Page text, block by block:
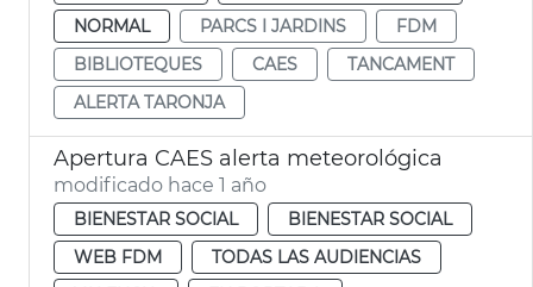
NORMAL
PARCS I JARDINS
FDM
BIBLIOTEQUES
CAES
TANCAMENT
ALERTA TARONJA
Apertura CAES alerta meteorológica
modificado hace 1 año
BIENESTAR SOCIAL
BIENESTAR SOCIAL
WEB FDM
TODAS LAS AUDIENCIAS